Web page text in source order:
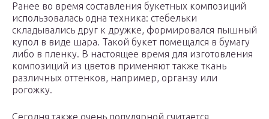
Ранее во время составления букетных композиций
использовалась одна техника: стебельки
складывались друг к дружке, формировался пышный
купол в виде шара. Такой букет помещался в бумагу
либо в пленку. В настоящее время для изготовления
композиций из цветов применяют также ткань
различных оттенков, например, органзу или
рогожку.
Сегодня также очень популярной считается